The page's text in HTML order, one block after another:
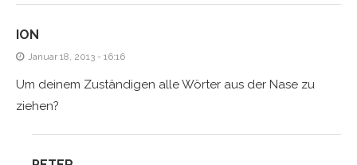
ION
Januar 18, 2013 - 16:16
Um deinem Zuständigen alle Wörter aus der Nase zu
ziehen?